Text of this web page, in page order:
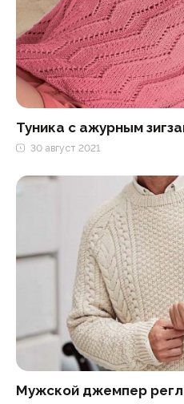
Туника с ажурным
30 август 2021
Мужской джемпер